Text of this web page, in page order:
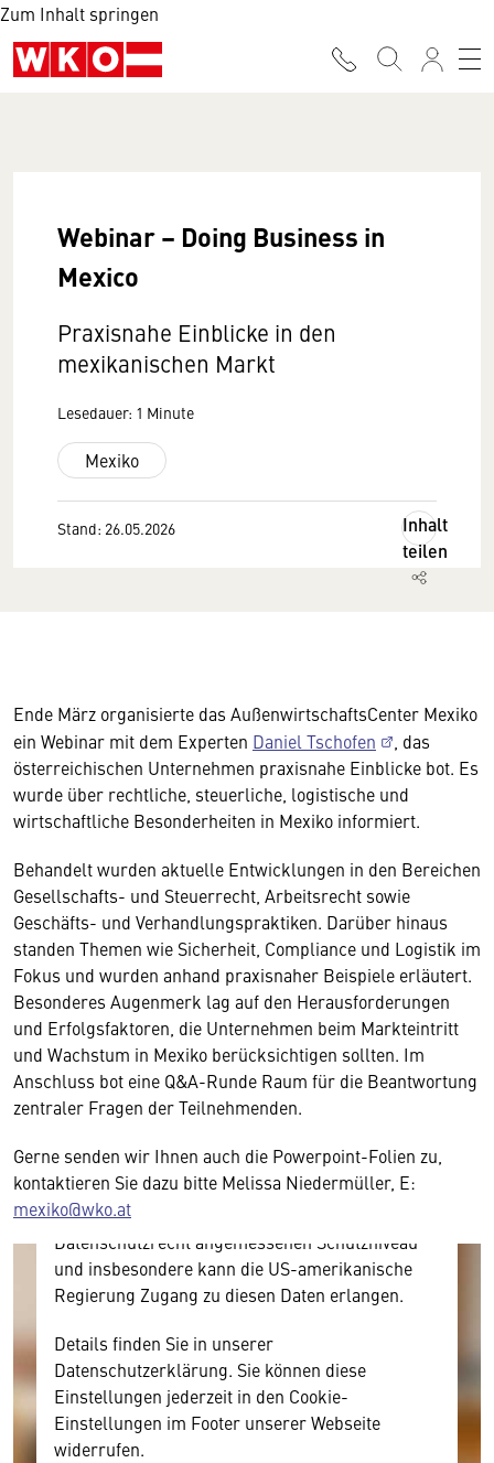
Zum Inhalt springen
Webinar – Doing Business in
Mexico
Praxisnahe Einblicke in den
mexikanischen Markt
Lesedauer: 1 Minute
Mexiko
Stand: 26.05.2026
Inhalt
teilen
Ende März organisierte das AußenwirtschaftsCenter Mexiko
ein Webinar mit dem Experten Daniel Tschofen
, das
österreichischen Unternehmen praxisnahe Einblicke bot. Es
wurde über rechtliche, steuerliche, logistische und
wirtschaftliche Besonderheiten in Mexiko informiert.
Behandelt wurden aktuelle Entwicklungen in den Bereichen
Gesellschafts- und Steuerrecht, Arbeitsrecht sowie
Geschäfts- und Verhandlungspraktiken. Darüber hinaus
standen Themen wie Sicherheit, Compliance und Logistik im
Fokus und wurden anhand praxisnaher Beispiele erläutert.
Besonderes Augenmerk lag auf den Herausforderungen
und Erfolgsfaktoren, die Unternehmen beim Markteintritt
und Wachstum in Mexiko berücksichtigen sollten. Im
Anschluss bot eine Q&A-Runde Raum für die Beantwortung
zentraler Fragen der Teilnehmenden.
Gerne senden wir Ihnen auch die Powerpoint-Folien zu,
kontaktieren Sie dazu bitte Melissa Niedermüller, E:
mexiko@wko.at
Wir benötigen Ihre Zustimmung
Hier würden wir Ihnen gerne einen externen
Inhalt anzeigen. Dafür benötigen wir allerdings
Ihre Zustimmung, da Ihr Browser
und Nutzerverhalten mitunter mit US-
amerikanischen Anbietern austauscht.
Diese Daten unterliegen keinem dem EU-
Datenschutzrecht angemessenen Schutzniveau
und insbesondere kann die US-amerikanische
Regierung Zugang zu diesen Daten erlangen.
Details finden Sie in unserer
Datenschutzerklärung. Sie können diese
Einstellungen jederzeit in den Cookie-
Einstellungen im Footer unserer Webseite
widerrufen.